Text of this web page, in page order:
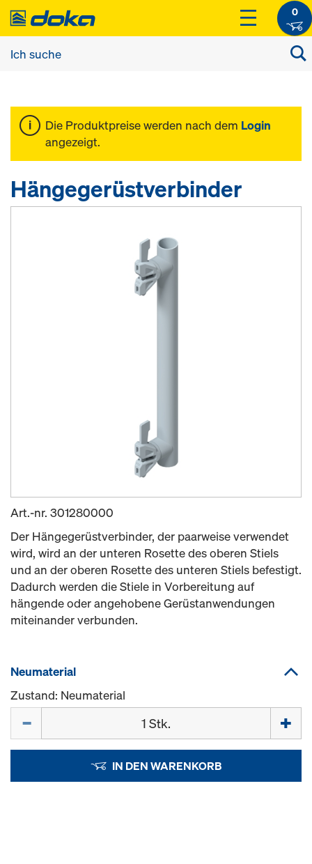
0
Die Produktpreise werden nach dem Login
angezeigt.
Hängegerüstverbinder
Art.-nr. 301280000
Der Hängegerüstverbinder, der paarweise verwendet
wird, wird an der unteren Rosette des oberen Stiels
und an der oberen Rosette des unteren Stiels befestigt.
Dadurch werden die Stiele in Vorbereitung auf
hängende oder angehobene Gerüstanwendungen
miteinander verbunden.
Neumaterial
Zustand: Neumaterial
IN DEN WARENKORB